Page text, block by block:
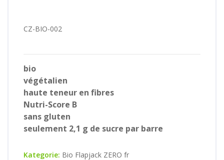
CZ-BIO-002
bio
végétalien
haute teneur en fibres
Nutri-Score B
sans gluten
seulement 2,1 g de sucre par barre
Kategorie: Bio Flapjack ZERO fr